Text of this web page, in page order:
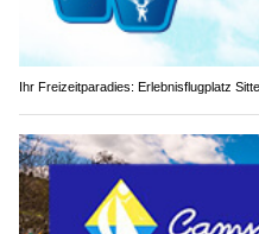
Ihr Freizeitparadies: Erlebnisflugplatz